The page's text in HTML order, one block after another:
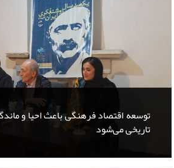
توسعه اقتصاد فرهنگی باعث احیا و
تاریخی می‌شود